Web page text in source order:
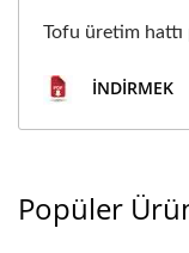
Tofu üretim hattı
İNDIRMEK
Popüler